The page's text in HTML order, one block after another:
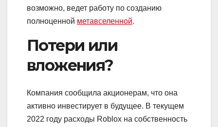
возможно, ведет работу по созданию
полноценной метавселенной.
Потери или
вложения?
Компания сообщила акционерам, что она
активно инвестирует в будущее. В текущем
2022 году расходы Roblox на собственность